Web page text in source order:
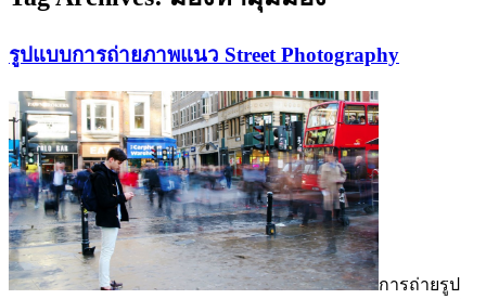
รูปแบบการถ่ายภาพแนว Street Photography
การถ่ายรูป